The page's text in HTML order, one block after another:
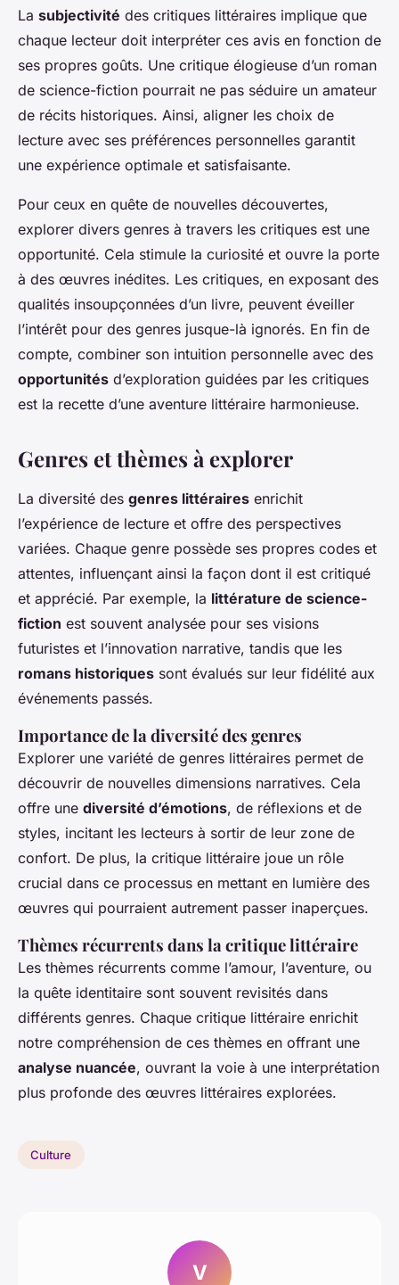
La subjectivité des critiques littéraires implique que
chaque lecteur doit interpréter ces avis en fonction de
ses propres goûts. Une critique élogieuse d’un roman
de science-fiction pourrait ne pas séduire un amateur
de récits historiques. Ainsi, aligner les choix de
lecture avec ses préférences personnelles garantit
une expérience optimale et satisfaisante.
Pour ceux en quête de nouvelles découvertes,
explorer divers genres à travers les critiques est une
opportunité. Cela stimule la curiosité et ouvre la porte
à des œuvres inédites. Les critiques, en exposant des
qualités insoupçonnées d’un livre, peuvent éveiller
l’intérêt pour des genres jusque-là ignorés. En fin de
compte, combiner son intuition personnelle avec des
opportunités d’exploration guidées par les critiques
est la recette d’une aventure littéraire harmonieuse.
Genres et thèmes à explorer
La diversité des genres littéraires enrichit
l’expérience de lecture et offre des perspectives
variées. Chaque genre possède ses propres codes et
attentes, influençant ainsi la façon dont il est critiqué
et apprécié. Par exemple, la littérature de science-
fiction est souvent analysée pour ses visions
futuristes et l’innovation narrative, tandis que les
romans historiques sont évalués sur leur fidélité aux
événements passés.
Importance de la diversité des genres
Explorer une variété de genres littéraires permet de
découvrir de nouvelles dimensions narratives. Cela
offre une diversité d’émotions, de réflexions et de
styles, incitant les lecteurs à sortir de leur zone de
confort. De plus, la critique littéraire joue un rôle
crucial dans ce processus en mettant en lumière des
œuvres qui pourraient autrement passer inaperçues.
Thèmes récurrents dans la critique littéraire
Les thèmes récurrents comme l’amour, l’aventure, ou
la quête identitaire sont souvent revisités dans
différents genres. Chaque critique littéraire enrichit
notre compréhension de ces thèmes en offrant une
analyse nuancée, ouvrant la voie à une interprétation
plus profonde des œuvres littéraires explorées.
Culture
V